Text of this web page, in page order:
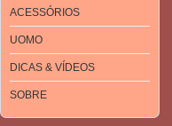
ACESSÓRIOS
UOMO
DICAS & VÍDEOS
SOBRE